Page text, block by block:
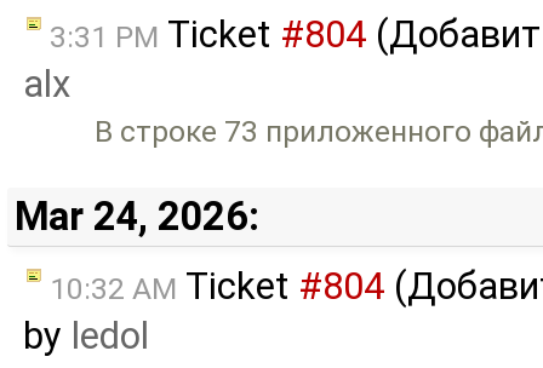
3:31 PM Ticket #804
alx
В строке 73 приложенного
Mar 24, 2026:
10:32 AM Ticket #804
by ledol